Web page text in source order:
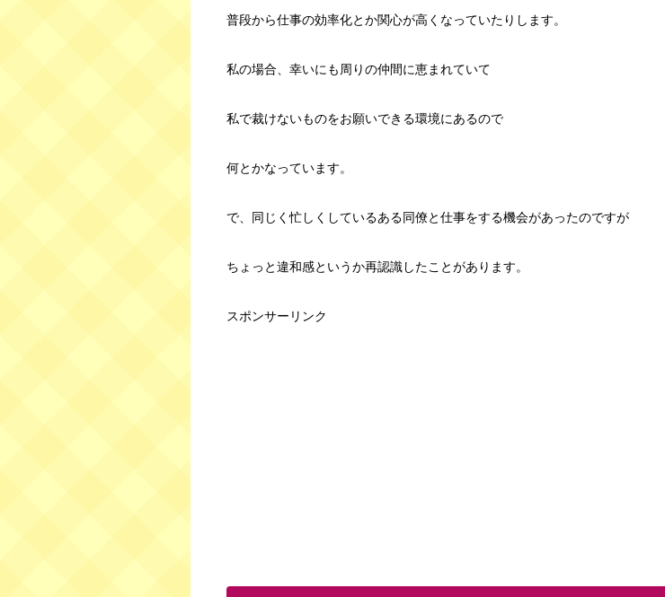
普段から仕事の効率化とか関心が高くなっていたりします。
私の場合、幸いにも周りの仲間に恵まれていて
私で裁けないものをお願いできる環境にあるので
何とかなっています。
で、同じく忙しくしているある同僚と仕事をする機会があったのですが
ちょっと違和感というか再認識したことがあります。
スポンサーリンク